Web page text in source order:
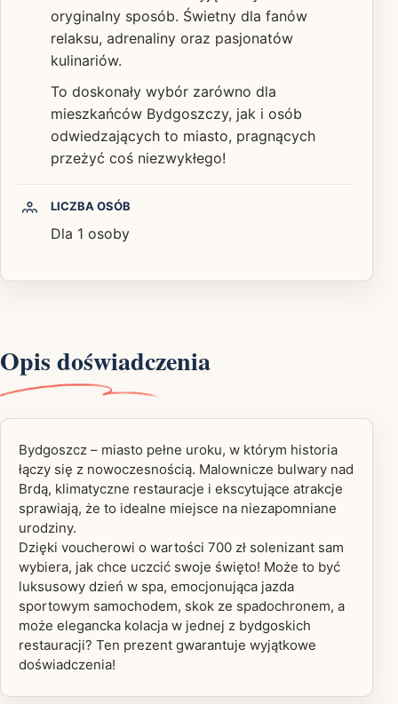
oryginalny sposób. Świetny dla fanów
relaksu, adrenaliny oraz pasjonatów
kulinariów.
To doskonały wybór zarówno dla
mieszkańców Bydgoszczy, jak i osób
odwiedzających to miasto, pragnących
przeżyć coś niezwykłego!
LICZBA OSÓB
Dla 1 osoby
Opis doświadczenia
Bydgoszcz – miasto pełne uroku, w którym historia
łączy się z nowoczesnością. Malownicze bulwary nad
Brdą, klimatyczne restauracje i ekscytujące atrakcje
sprawiają, że to idealne miejsce na niezapomniane
urodziny.
Dzięki voucherowi o wartości 700 zł solenizant sam
wybiera, jak chce uczcić swoje święto! Może to być
luksusowy dzień w spa, emocjonująca jazda
sportowym samochodem, skok ze spadochronem, a
może elegancka kolacja w jednej z bydgoskich
restauracji? Ten prezent gwarantuje wyjątkowe
doświadczenia!